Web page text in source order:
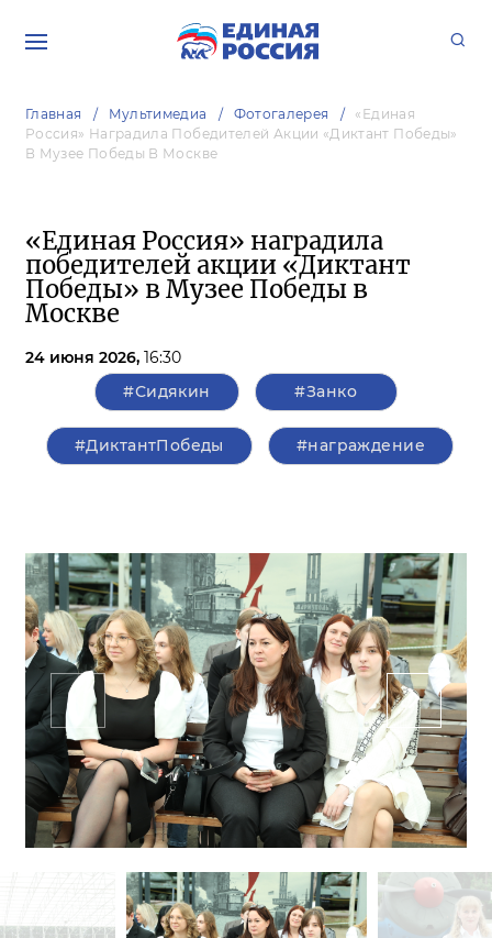
Главная Мультимедиа Фотогалерея
«Единая
Россия» Наградила Победителей Акции «Диктант Победы»
В Музее Победы В Москве
«Единая Россия» наградила
победителей акции «Диктант
Победы» в Музее Победы в
Москве
24 июня 2026, 16:30
#Сидякин
#Занко
#ДиктантПобеды #награждение